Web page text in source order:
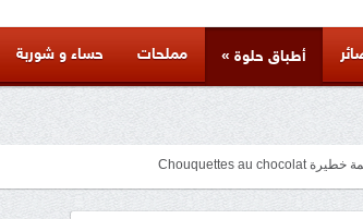
أطباق حلوة » مملحات حساء و شوربة
وكل المراحل والنصائح والمكونات الخاصة بها